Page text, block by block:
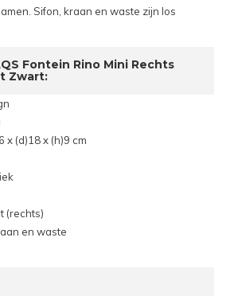
Sifon, kraan en waste zijn los
Fontein Rino Mini Rechts
Zwart:
x (d)18 x (h)9 cm
(rechts)
en waste